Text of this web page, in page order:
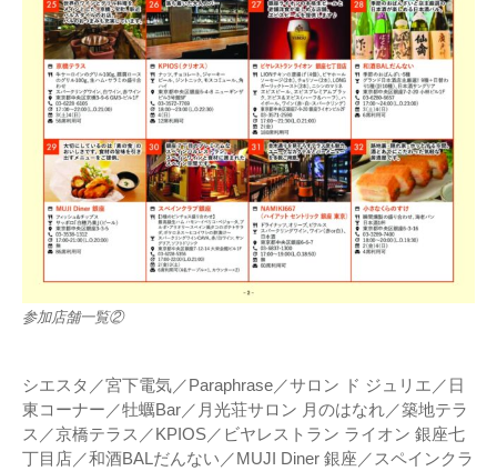
参加店舗一覧②
シエスタ／宮下電気／Paraphrase／サロン ド ジュリエ／日
東コーナー／牡蠣Bar／月光荘サロン 月のはなれ／築地テラ
ス／京橋テラス／KPIOS／ビヤレストラン ライオン 銀座七
丁目店／和酒BALだんない／MUJI Diner 銀座／スペインクラ